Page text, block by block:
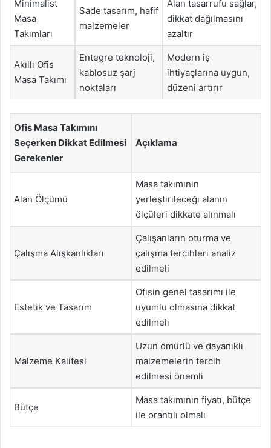
Minimalist
Masa
Takımları
Sade tasarım, hafif
malzemeler
Alan tasarrufu sağlar,
dikkat dağılmasını
azaltır
Akıllı Ofis
Masa Takımı
Entegre teknoloji,
kablosuz şarj
noktaları
Modern iş
ihtiyaçlarına uygun,
düzeni artırır
Ofis Masa Takımını
Seçerken Dikkat Edilmesi
Gerekenler
Açıklama
Alan Ölçümü
Masa takımının
yerleştirileceği alanın
ölçüleri dikkate alınmalı
Çalışma Alışkanlıkları
Çalışanların oturma ve
çalışma tercihleri analiz
edilmeli
Estetik ve Tasarım
Ofisin genel tasarımı ile
uyumlu olmasına dikkat
edilmeli
Malzeme Kalitesi
Uzun ömürlü ve dayanıklı
malzemelerin tercih
edilmesi önemli
Bütçe
Masa takımının fiyatı, bütçe
ile orantılı olmalı